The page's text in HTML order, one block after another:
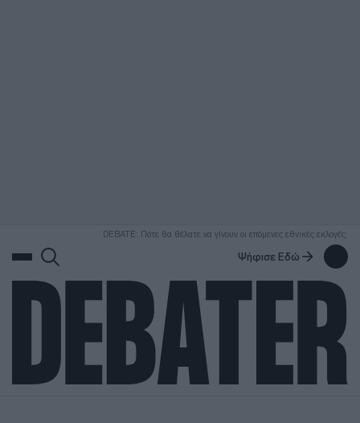
DEBATE: Πότε θα θέλατε να γίνουν οι επόμενες εθνικές εκλογές;
Ψήφισε Εδώ